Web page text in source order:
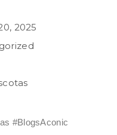
2025
#BlogsAconic